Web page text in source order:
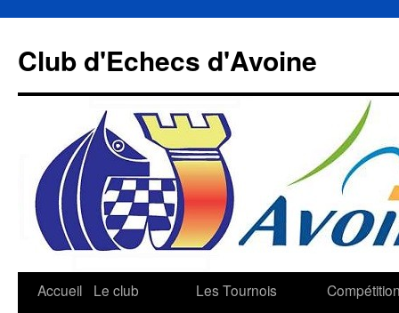
contenu
Club d'Echecs d'Avoine
Accueil
Le club
Les Tournois